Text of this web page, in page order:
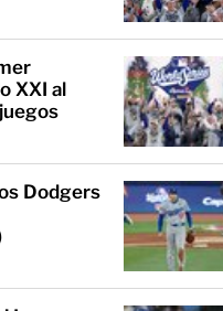
XXI al
Dodgers